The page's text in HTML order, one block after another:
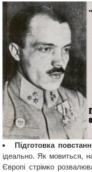
Підготовка
ідеально. Як мовиться,
Європі стрімко